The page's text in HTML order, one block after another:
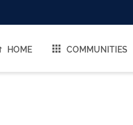
HOME COMMUNITIES